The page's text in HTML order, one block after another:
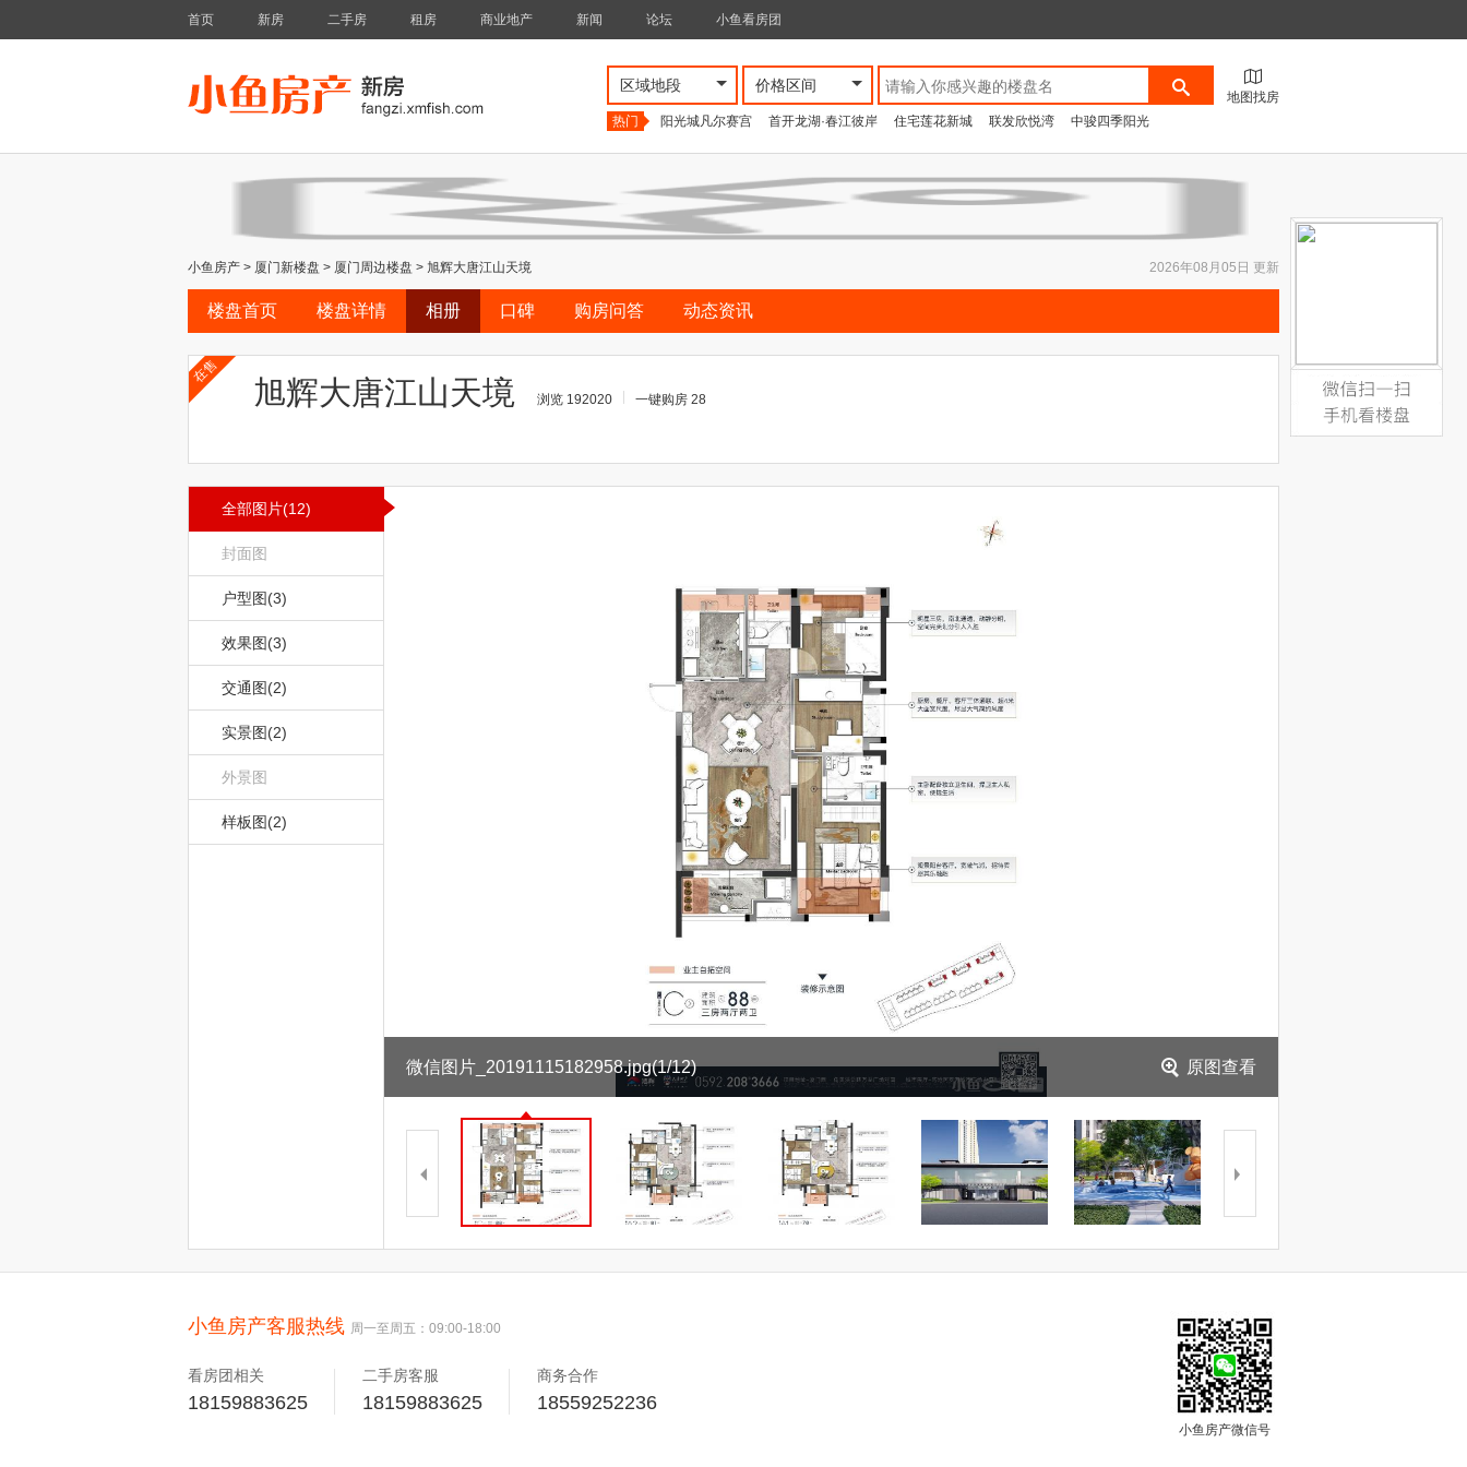
首页 新房 二手房 租房 商业地产 新闻 论坛 小鱼看房团
区域地段 价格区间
地图找房
热门
阳光城凡尔赛宫 首开龙湖·春江彼岸 住宅莲花新城 联发欣悦湾 中骏四季阳光
小鱼房产 > 厦门新楼盘 > 厦门周边楼盘 > 旭辉大唐江山天境 2026年08月05日 更新
楼盘首页 楼盘详情 相册 口碑 购房问答 动态资讯
在售
旭辉大唐江山天境 浏览 192020 一键购房 28
微信扫一扫，手机看楼盘
全部图片(12)
封面图
户型图(3)
效果图(3)
交通图(2)
实景图(2)
外景图
样板图(2)
微信图片_20191115182958.jpg(1/12) 原图查看
小鱼房产客服热线 周一至周五：09:00-18:00
看房团相关
18159883625
二手房客服
18159883625
商务合作
18559252236
小鱼房产微信号